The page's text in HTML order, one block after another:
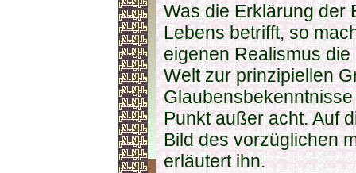
Was die Erklärung der
Lebens betrifft, so
eigenen Realismus
Welt zur prinzipiellen
Punkt außer acht. Auf
Bild des vorzüglichen
erläutert ihn.